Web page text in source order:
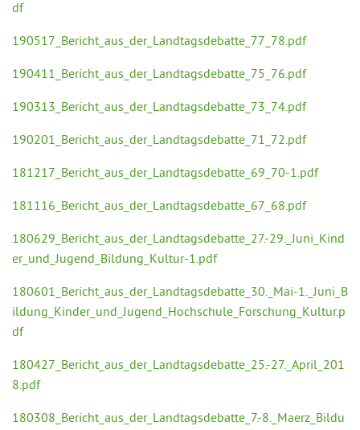
df
190517_Bericht_aus_der_Landtagsdebatte_77_78.pdf
190411_Bericht_aus_der_Landtagsdebatte_75_76.pdf
190313_Bericht_aus_der_Landtagsdebatte_73_74.pdf
190201_Bericht_aus_der_Landtagsdebatte_71_72.pdf
181217_Bericht_aus_der_Landtagsdebatte_69_70-1.pdf
181116_Bericht_aus_der_Landtagsdebatte_67_68.pdf
180629_Bericht_aus_der_Landtagsdebatte_27.-29._Juni_Kind
er_und_Jugend_Bildung_Kultur-1.pdf
180601_Bericht_aus_der_Landtagsdebatte_30._Mai-1._Juni_B
ildung_Kinder_und_Jugend_Hochschule_Forschung_Kultur.p
df
180427_Bericht_aus_der_Landtagsdebatte_25.-27._April_201
8.pdf
180308_Bericht_aus_der_Landtagsdebatte_7.-8._Maerz_Bildu